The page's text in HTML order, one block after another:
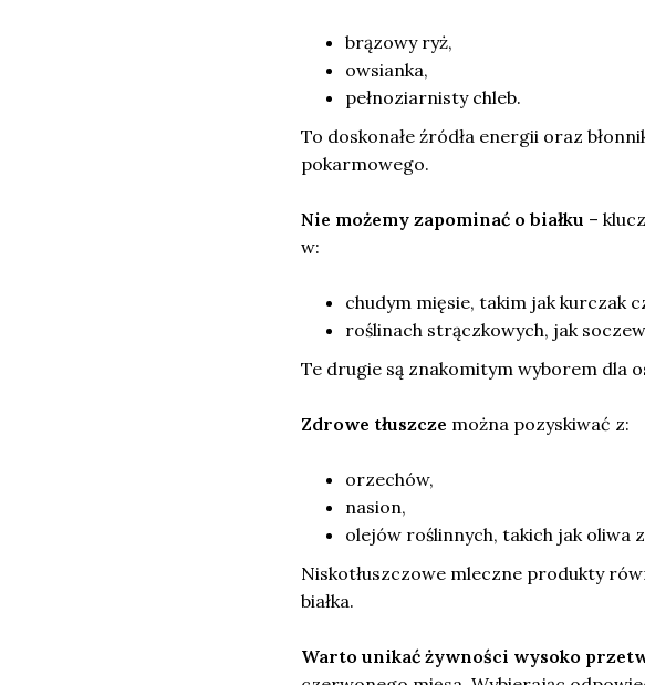
brązowy ryż,
owsianka,
pełnoziarnisty chleb.
To doskonałe źródła energii oraz
pokarmowego.
Nie możemy zapominać o białku –
w:
chudym mięsie, takim jak kurczak
roślinach strączkowych, jak
Te drugie są znakomitym wyborem dla
Zdrowe tłuszcze można pozyskiwać z:
orzechów,
nasion,
olejów roślinnych, takich jak oliwa
Niskotłuszczowe mleczne produkty
białka.
Warto unikać żywności wysoko